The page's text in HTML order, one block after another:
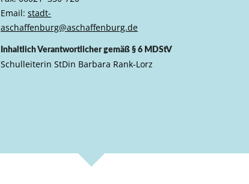
Email:stadt-
aschaffenburg@aschaffenburg.de
Inhaltlich Verantwortlicher gemäß § 6 MDStV
Schulleiterin StDin Barbara Rank-Lorz